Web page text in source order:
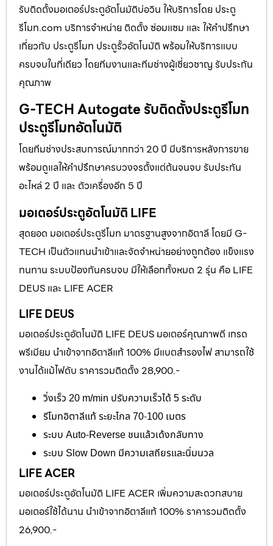
รับติดตั้งมอเตอร์ประตูอัตโนมัติบ่อวิน ให้บริการโดย ประตู
รีโมท.com บริการจำหน่าย ติดตั้ง ซ่อมแซม และ ให้คำปรึกษา
เกี่ยวกับ ประตูรีโมท ประตูรั้วอัตโนมัติ พร้อมให้บริการแบบ
ครบจบในที่เดียว โดยทีมงานและทีมช่างผู้เชี่ยวชาญ รับประกัน
คุณภาพ
G-TECH Autogate รับติดตั้งประตูรีโมท
ประตูรีโมทอัตโนมัติ
โดยทีมช่างประสบการณ์มากกว่า 20 ปี มีบริการหลังการขาย
พร้อมดูแลให้คำปรึกษาครบวงจรตั้งแต่ต้นจนจบ รับประกัน
อะไหล่ 2 ปี และ ตัวเครื่องอีก 5 ปี
มอเตอร์ประตูอัตโนมัติ LIFE
สุดยอด มอเตอร์ประตูรีโมท มาตรฐานสูงจากอิตาลี โดยมี G-
TECH เป็นตัวแทนนำเข้าและจัดจำหน่ายอย่างถูกต้อง แข็งแรง
ทนทาน ระบบป้องกันครบจบ มีให้เลือกทั้งหมด 2 รุ่น คือ LIFE
DEUS และ LIFE ACER
LIFE DEUS
มอเตอร์ประตูอัตโนมัติ LIFE DEUS มอเตอร์คุณภาพดี เกรด
พรีเมียม นำเข้าจากอิตาลีแท้ 100% มีแบตสำรองไฟ สามารถใช้
งานได้แม้ไฟดับ ราคารวมติดตั้ง 28,900.-
วิ่งเร็ว 20 m/min ปรับความเร็วได้ 5 ระดับ
รีโมทอิตาลีแท้ ระยะไกล 70-100 เมตร
ระบบ Auto-Reverse ชนแล้วเด้งกลับทาง
ระบบ Slow Down มีความเสถียรและนิ่มนวล
LIFE ACER
มอเตอร์ประตูอัตโนมัติ LIFE ACER เพิ่มความสะดวกสบาย
มอเตอร์ใช้ได้นาน นำเข้าจากอิตาลีแท้ 100% ราคารวมติดตั้ง
26,900.-